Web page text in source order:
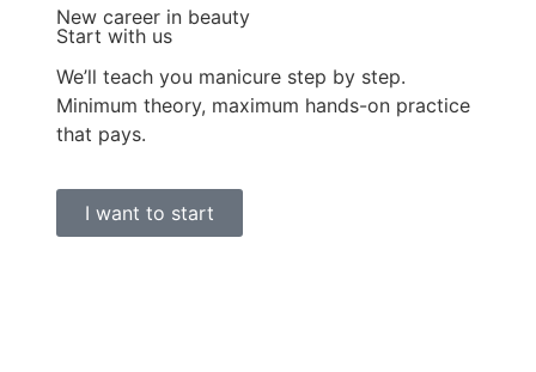
New career in beauty
Start with us
We’ll teach you manicure step by step.
Minimum theory, maximum hands-on practice
that pays.
I want to start